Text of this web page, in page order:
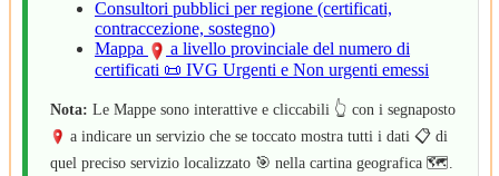
Consultori pubblici per regione (certificati,
contraccezione, sostegno)
Mappa
a livello provinciale del numero di
certificati 📜 IVG Urgenti e Non urgenti emessi
Nota: Le Mappe sono interattive e cliccabili 👆 con i segnaposto
a indicare un servizio che se toccato mostra tutti i dati 📋 di
quel preciso servizio localizzato 🎯 nella cartina geografica 🗺️.